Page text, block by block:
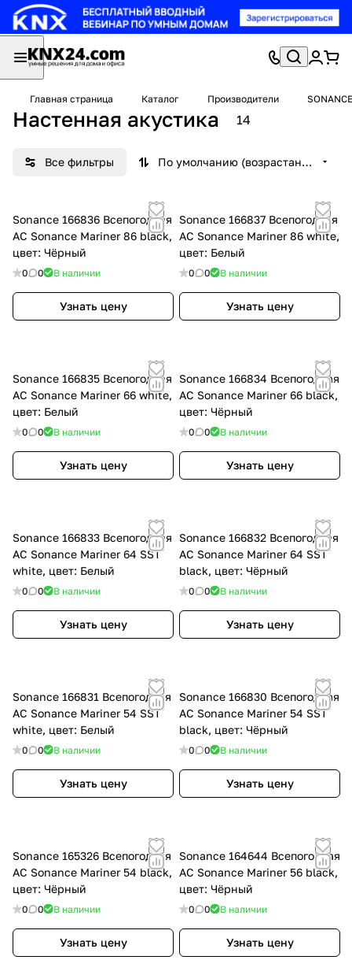
Главная страница Каталог Производители SONANCE
Настенная акустика 14
Все фильтры По умолчанию (возрастание)
Sonance 166836 Всепогодная
АС Sonance Mariner 86 black,
цвет: Чёрный
0 0 В наличии
Узнать цену
Sonance 166837 Всепогодная
АС Sonance Mariner 86 white,
цвет: Белый
0 0 В наличии
Узнать цену
Sonance 166835 Всепогодная
АС Sonance Mariner 66 white,
цвет: Белый
0 0 В наличии
Узнать цену
Sonance 166834 Всепогодная
АС Sonance Mariner 66 black,
цвет: Чёрный
0 0 В наличии
Узнать цену
Sonance 166833 Всепогодная
АС Sonance Mariner 64 SST
white, цвет: Белый
0 0 В наличии
Узнать цену
Sonance 166832 Всепогодная
АС Sonance Mariner 64 SST
black, цвет: Чёрный
0 0 В наличии
Узнать цену
Sonance 166831 Всепогодная
АС Sonance Mariner 54 SST
white, цвет: Белый
0 0 В наличии
Узнать цену
Sonance 166830 Всепогодная
АС Sonance Mariner 54 SST
black, цвет: Чёрный
0 0 В наличии
Узнать цену
Sonance 165326 Всепогодная
АС Sonance Mariner 54 black,
цвет: Чёрный
0 0 В наличии
Узнать цену
Sonance 164644 Всепогодная
АС Sonance Mariner 56 black,
цвет: Чёрный
0 0 В наличии
Узнать цену